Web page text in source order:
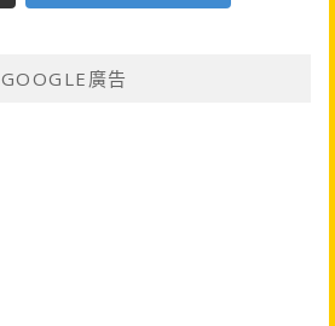
GOOGLE廣告